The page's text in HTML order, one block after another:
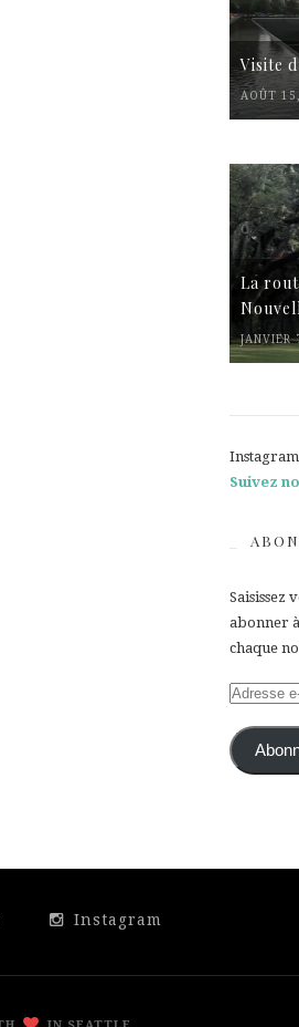
Visite
AOÛT
La
JANVIER
Suivez
Saisissez
abonner
chaque
Adresse
mail
Instagram